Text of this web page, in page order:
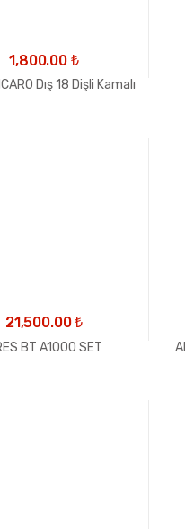
1,800.00 ₺
Dış 18 Dişli Kamalı
21,500.00₺
BT A1000 SET